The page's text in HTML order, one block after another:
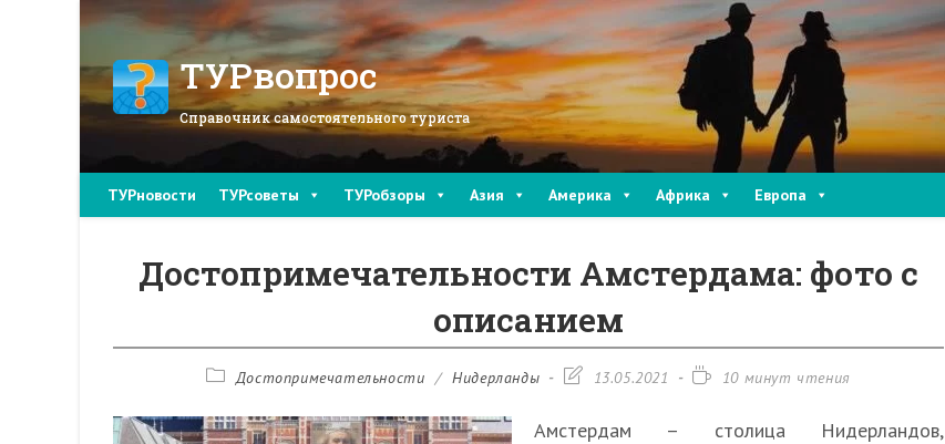
ТУРвопрос
Справочник самостоятельного туриста
ТУРновости ТУРсоветы ТУРобзоры Азия Америка Африка Европа
Достопримечательности Амстердама: фото с
описанием
РубрикаДостопримечательности / Нидерланды
Запись13.05.2021
Время10 минут чтения
Амстердам – столица Нидерландов,